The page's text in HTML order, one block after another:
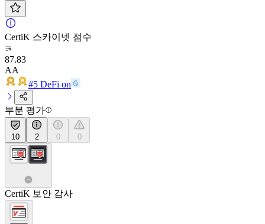
CertiK 스카이넷 점수
87.83
AA
#5 DeFi on
부분 평가
10 2 0 0
CertiK 보안 감사